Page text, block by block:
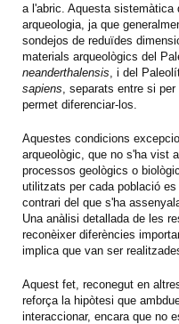
a l'abric. Aquesta sistemàtica
arqueologia, ja que
sondejos de reduïdes
materials arqueològics del
neanderthalensis , i del
sapiens , separats entre si
permet diferenciar-los.
Aquestes condicions
arqueològic, que no s'ha vist
processos geològics o
utilitzats per cada població
contrari del que s'ha
Una anàlisi detallada de les
reconèixer diferències
implica que van ser
Aquest fet, reconegut en
reforça la hipòtesi que
interaccionar, encara que no